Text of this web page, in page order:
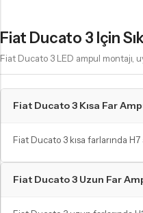
Fiat Ducato 3 Için
Fiat Ducato 3 LED ampul montajı,
Fiat Ducato 3 Kısa Far
Fiat Ducato 3 kısa farlarında
Fiat Ducato 3 Uzun Far